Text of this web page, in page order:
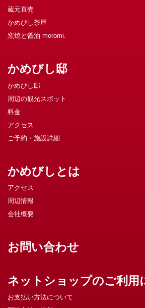
蔵元直売
かめびし茶屋
窯焼と醤油 moromi.
かめびし邸
かめびし邸
周辺の観光スポット
料金
アクセス
ご予約・施設詳細
かめびしとは
アクセス
周辺情報
会社概要
お問い合わせ
ネットショップのご利用
お支払い方法について